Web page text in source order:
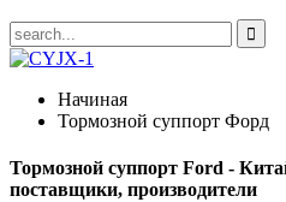
Начиная
Тормозной суппорт Форд
Тормозной суппорт Ford -
поставщики, производители